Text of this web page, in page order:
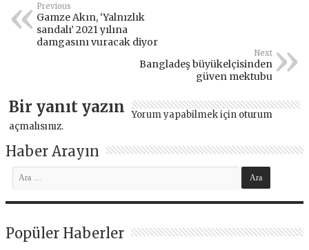
Previous
Gamze Akın, ‘Yalnızlık
sandalı’ 2021 yılına
damgasını vuracak diyor
Next
Bangladeş büyükelçisinden
güven mektubu
Bir yanıt yazın Yorum yapabilmek için oturum
açmalısınız.
Haber Arayın
Popüler Haberler